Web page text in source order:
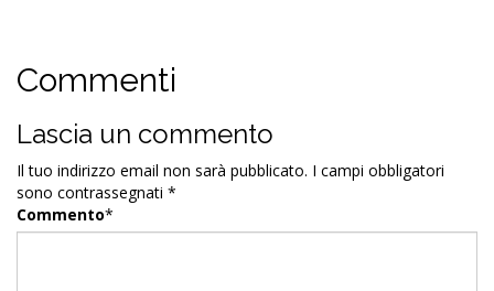
Commenti
Lascia un commento
Il tuo indirizzo email non sarà pubblicato. I campi obbligatori
sono contrassegnati *
Commento*